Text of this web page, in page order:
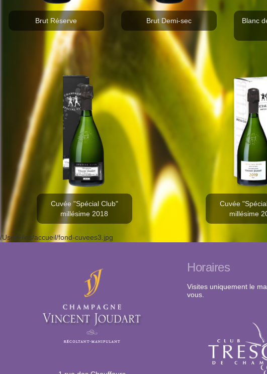
Brut Réserve Brut Demi-sec
Blanc
Cuvée "Spécial Club"
millésime 2018
Cuvée
millésime
/UserFiles/accueil/fond-cuvees3.jpg
Horaires
Visites uniquement le
vous.